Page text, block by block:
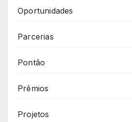
Oportunidades
Parcerias
Pontão
Prêmios
Projetos